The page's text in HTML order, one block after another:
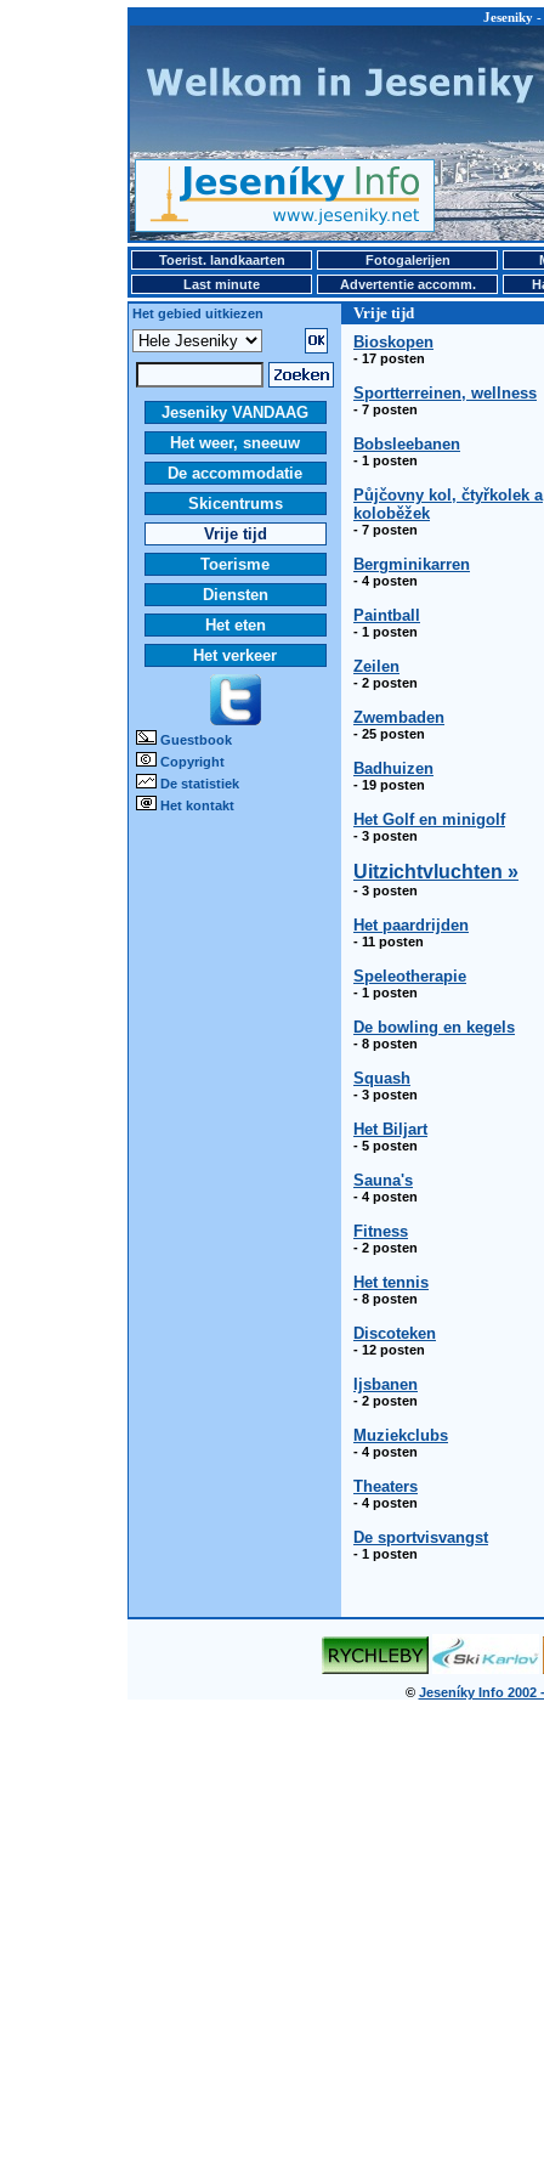
Jeseniky
Toerist. landkaarten Fotogalerijen
Last minute
Advertentie accomm.
Het gebied uitkiezen
Vrije tijd
Jeseniky VANDAAG
Het weer, sneeuw
De accommodatie
Skicentrums
Vrije tijd
Toerisme
Diensten
Het eten
Het verkeer
Guestbook
Copyright
De statistiek
Het kontakt
Bioskopen
- 17 posten
Sportterreinen, wellness
- 7 posten
Bobsleebanen
- 1 posten
Půjčovny kol, čtyřkolek a
koloběžek
- 7 posten
Bergminikarren
- 4 posten
Paintball
- 1 posten
Zeilen
- 2 posten
Zwembaden
- 25 posten
Badhuizen
- 19 posten
Het Golf en minigolf
- 3 posten
Uitzichtvluchten »
- 3 posten
Het paardrijden
- 11 posten
Speleotherapie
- 1 posten
De bowling en kegels
- 8 posten
Squash
- 3 posten
Het Biljart
- 5 posten
Sauna's
- 4 posten
Fitness
- 2 posten
Het tennis
- 8 posten
Discoteken
- 12 posten
Ijsbanen
- 2 posten
Muziekclubs
- 4 posten
Theaters
- 4 posten
De sportvisvangst
- 1 posten
© Jeseníky Info 2002